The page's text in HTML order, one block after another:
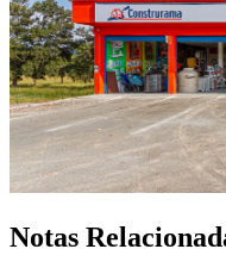
Notas